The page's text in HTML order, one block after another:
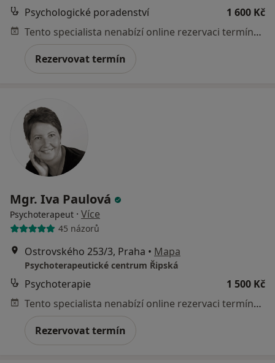
Psychologické poradenství
1 600 Kč
Tento specialista nenabízí online rezervaci termínu na této adrese.
Rezervovat termín
Mgr. Iva Paulová
Psychoterapeut · Více
45 názorů
Ostrovského 253/3, Praha • Mapa
Psychoterapeutické centrum Řipská
Psychoterapie
1 500 Kč
Tento specialista nenabízí online rezervaci termínu na této adrese.
Rezervovat termín